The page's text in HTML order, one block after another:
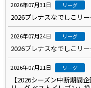
2026年07月31日 リーグ
2026プレナスなでしこリ
2026年07月24日 リーグ
2026プレナスなでしこリ
2026年07月21日 リーグ
【2026シーズン中断期間